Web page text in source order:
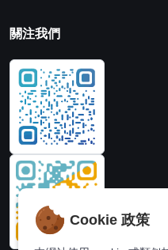
關注我們
Cookie 政策